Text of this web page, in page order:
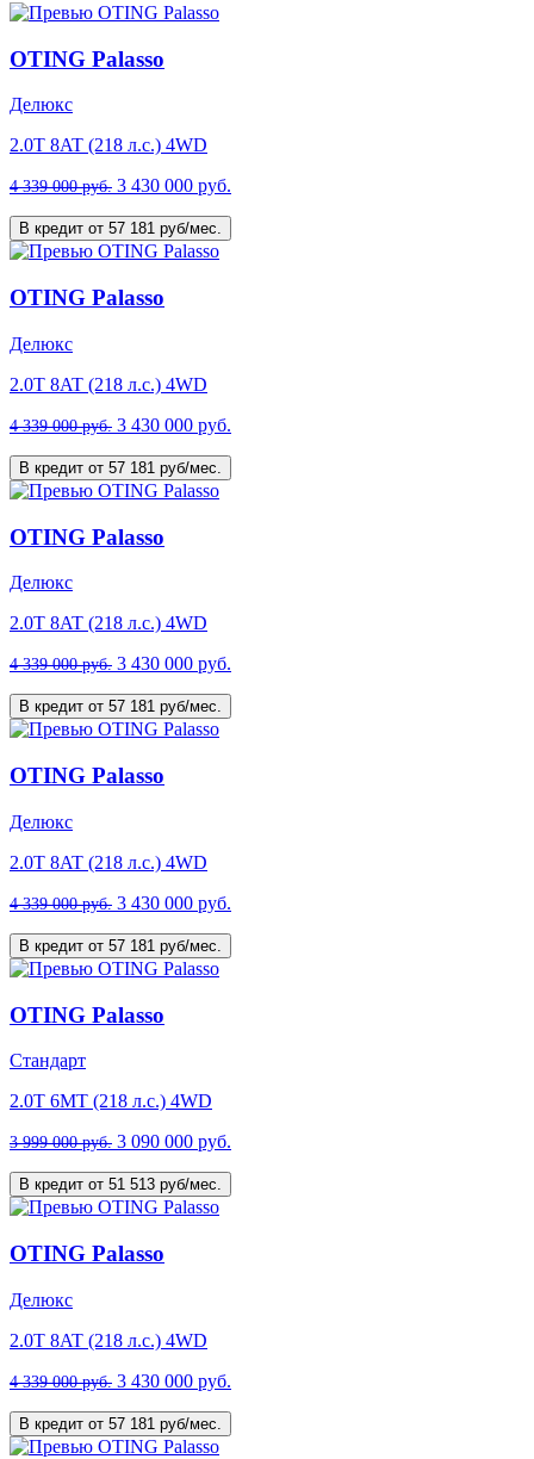
OTING Palasso
Делюкс
2.0T 8AT (218 л.с.) 4WD
4 339 000 руб. 3 430 000 руб.
В кредит от 57 181 руб/мес.
OTING Palasso
Делюкс
2.0T 8AT (218 л.с.) 4WD
4 339 000 руб. 3 430 000 руб.
В кредит от 57 181 руб/мес.
OTING Palasso
Делюкс
2.0T 8AT (218 л.с.) 4WD
4 339 000 руб. 3 430 000 руб.
В кредит от 57 181 руб/мес.
OTING Palasso
Делюкс
2.0T 8AT (218 л.с.) 4WD
4 339 000 руб. 3 430 000 руб.
В кредит от 57 181 руб/мес.
OTING Palasso
Стандарт
2.0T 6MT (218 л.с.) 4WD
3 999 000 руб. 3 090 000 руб.
В кредит от 51 513 руб/мес.
OTING Palasso
Делюкс
2.0T 8AT (218 л.с.) 4WD
4 339 000 руб. 3 430 000 руб.
В кредит от 57 181 руб/мес.